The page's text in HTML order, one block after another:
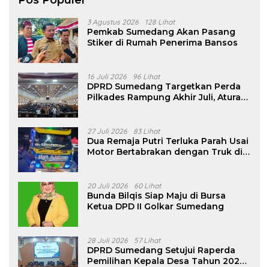
3 Agustus 2026 128 Lihat
Pemkab Sumedang Akan Pasang
Stiker di Rumah Penerima Bansos
16 Juli 2026 96 Lihat
DPRD Sumedang Targetkan Perda
Pilkades Rampung Akhir Juli, Aturan
27 Juli 2026 83 Lihat
Dua Remaja Putri Terluka Parah Usai
Motor Bertabrakan dengan Truk di
20 Juli 2026 60 Lihat
Bunda Bilqis Siap Maju di Bursa
Ketua DPD II Golkar Sumedang
28 Juli 2026 57 Lihat
DPRD Sumedang Setujui Raperda
Pemilihan Kepala Desa Tahun 2026